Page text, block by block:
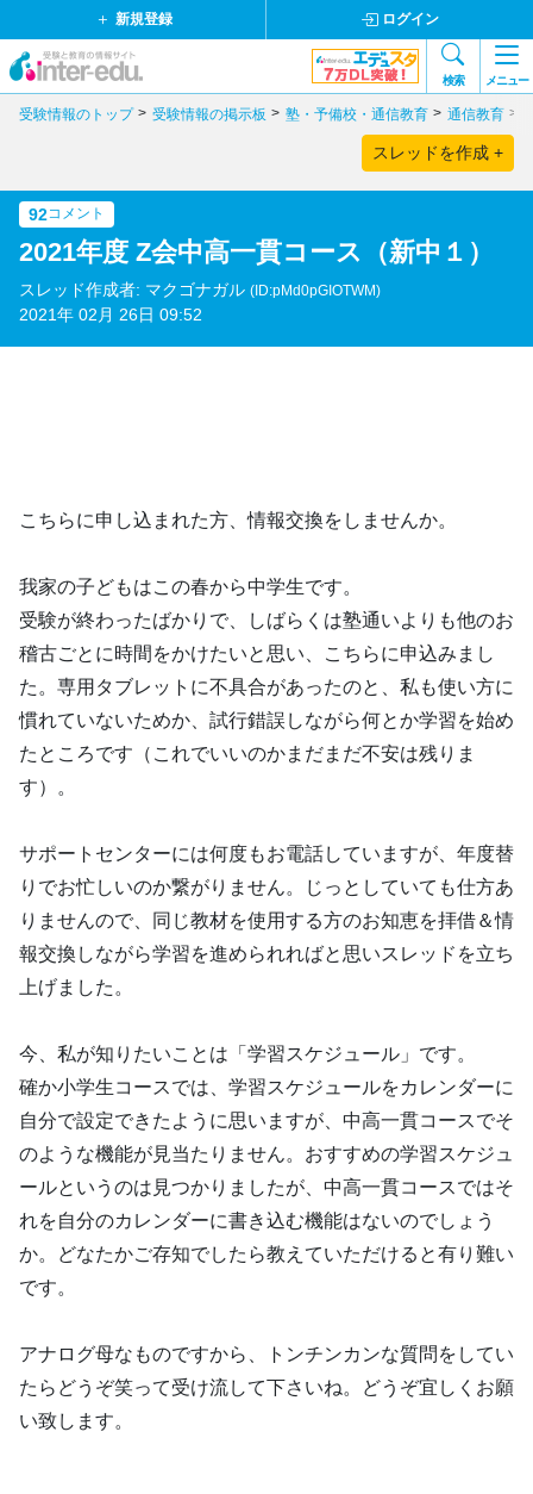
新規登録 ログイン
検索 メニュー
受験情報のトップ 受験情報の掲示板 塾・予備校・通信教育 通信教育
スレッドを作成 +
92コメント
2021年度 Z会中高一貫コース（新中１）
スレッド作成者: マクゴナガル (ID:pMd0pGIOTWM)
2021年 02月 26日 09:52
こちらに申し込まれた方、情報交換をしませんか。
我家の子どもはこの春から中学生です。
受験が終わったばかりで、しばらくは塾通いよりも他のお
稽古ごとに時間をかけたいと思い、こちらに申込みまし
た。専用タブレットに不具合があったのと、私も使い方に
慣れていないためか、試行錯誤しながら何とか学習を始め
たところです（これでいいのかまだまだ不安は残りま
す）。
サポートセンターには何度もお電話していますが、年度替
りでお忙しいのか繋がりません。じっとしていても仕方あ
りませんので、同じ教材を使用する方のお知恵を拝借＆情
報交換しながら学習を進められればと思いスレッドを立ち
上げました。
今、私が知りたいことは「学習スケジュール」です。
確か小学生コースでは、学習スケジュールをカレンダーに
自分で設定できたように思いますが、中高一貫コースでそ
のような機能が見当たりません。おすすめの学習スケジュ
ールというのは見つかりましたが、中高一貫コースではそ
れを自分のカレンダーに書き込む機能はないのでしょう
か。どなたかご存知でしたら教えていただけると有り難い
です。
アナログ母なものですから、トンチンカンな質問をしてい
たらどうぞ笑って受け流して下さいね。どうぞ宜しくお願
い致します。